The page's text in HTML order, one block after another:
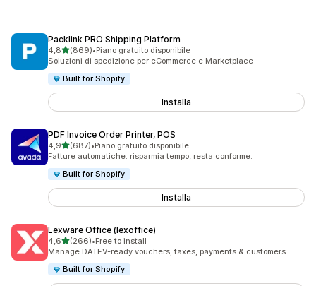
Packlink PRO Shipping Platform
4,8stelle su 5
(869)
869 recensioni totali
•Piano gratuito disponibile
Soluzioni di spedizione per eCommerce e Marketplace
Built for Shopify
Installa
PDF Invoice Order Printer, POS
4,9stelle su 5
(687)
687 recensioni totali
•Piano gratuito disponibile
Fatture automatiche: risparmia tempo, resta conforme.
Built for Shopify
Installa
Lexware Office (lexoffice)
4,6stelle su 5
(266)
266 recensioni totali
•Free to install
Manage DATEV-ready vouchers, taxes, payments & customers
Built for Shopify